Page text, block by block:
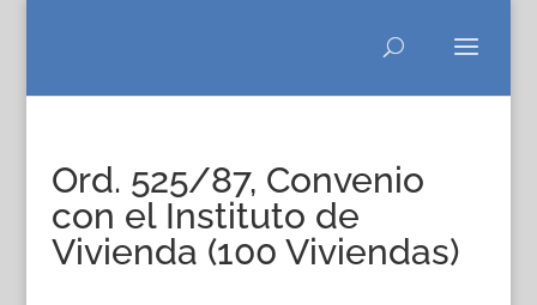
Ord. 525/87, Convenio
con el Instituto de
Vivienda (100 Viviendas)